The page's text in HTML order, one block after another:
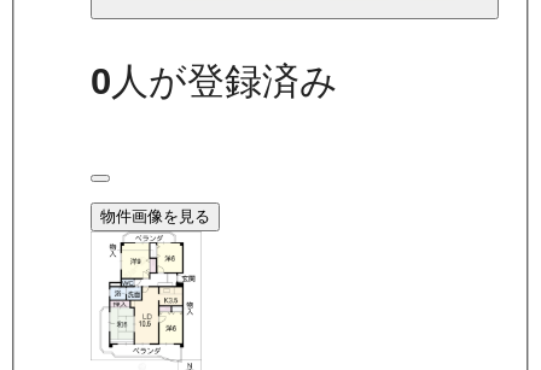
0人が登録済み
物件画像を見る